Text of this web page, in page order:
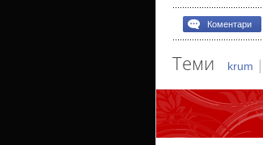
Коментари
Теми krum |